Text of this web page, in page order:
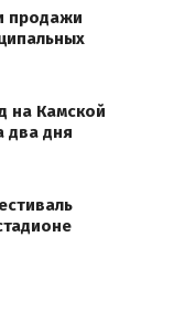
продажи
на Камской
два дня